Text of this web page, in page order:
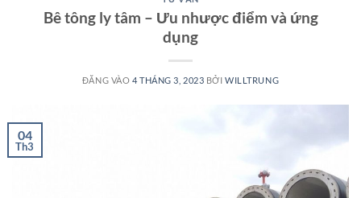
Bê tông ly tâm – Ưu nhược điểm và ứng
dụng
ĐĂNG VÀO 4 THÁNG 3, 2023 BỞIWILLTRUNG
04
Th3